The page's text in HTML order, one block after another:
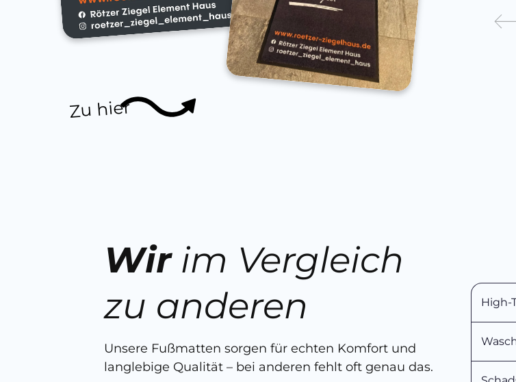
Zu hier
Wirim Vergleich
zu anderen
Unsere Fußmatten sorgen für echten Komfort und
langlebige Qualität – bei anderen fehlt oft genau das.
High-